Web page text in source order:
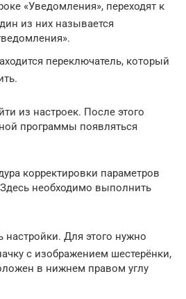
«Уведомления», переходят к
из них называется
переключатель, который
из настроек. После этого
программы появляться
корректировки параметров
необходимо выполнить
настройки. Для этого нужно
с изображением шестерёнки,
в нижнем правом углу